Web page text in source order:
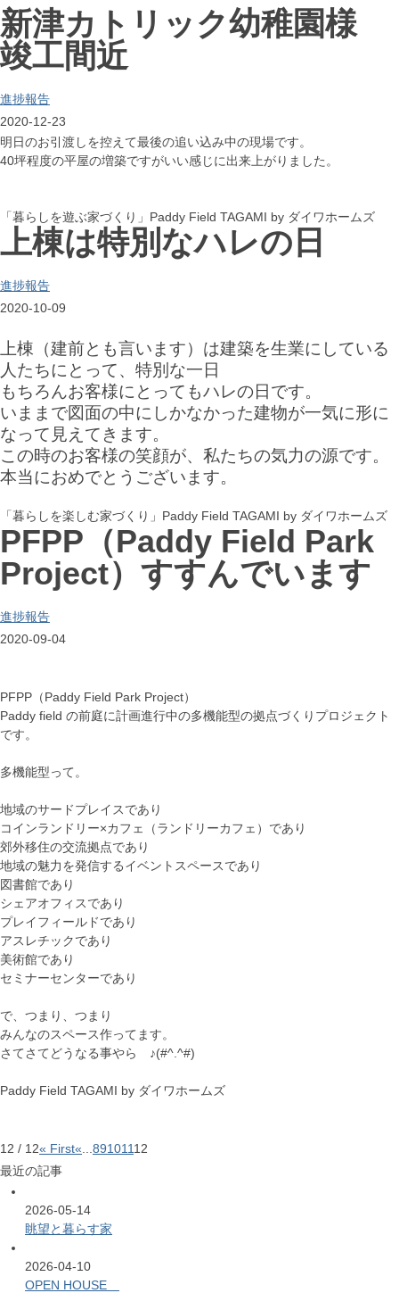
新津カトリック幼稚園様
竣工間近
進捗報告
2020-12-23
明日のお引渡しを控えて最後の追い込み中の現場です。
40坪程度の平屋の増築ですがいい感じに出来上がりました。
「暮らしを遊ぶ家づくり」Paddy Field TAGAMI by ダイワホームズ
上棟は特別なハレの日
進捗報告
2020-10-09
上棟（建前とも言います）は建築を生業にしている
人たちにとって、特別な一日
もちろんお客様にとってもハレの日です。
いままで図面の中にしかなかった建物が一気に形に
なって見えてきます。
この時のお客様の笑顔が、私たちの気力の源です。
本当におめでとうございます。
「暮らしを楽しむ家づくり」Paddy Field TAGAMI by ダイワホームズ
PFPP（Paddy Field Park
Project）すすんでいます
進捗報告
2020-09-04
PFPP（Paddy Field Park Project）
Paddy field の前庭に計画進行中の多機能型の拠点づくりプロジェクト
です。
多機能型って。
地域のサードプレイスであり
コインランドリー×カフェ（ランドリーカフェ）であり
郊外移住の交流拠点であり
地域の魅力を発信するイベントスペースであり
図書館であり
シェアオフィスであり
プレイフィールドであり
アスレチックであり
美術館であり
セミナーセンターであり
で、つまり、つまり
みんなのスペース作ってます。
さてさてどうなる事やら ♪(#^.^#)
Paddy Field TAGAMI by ダイワホームズ
12 / 12« First« 89101112
最近の記事
2026-05-14
眺望と暮らす家
2026-04-10
OPEN HOUSE